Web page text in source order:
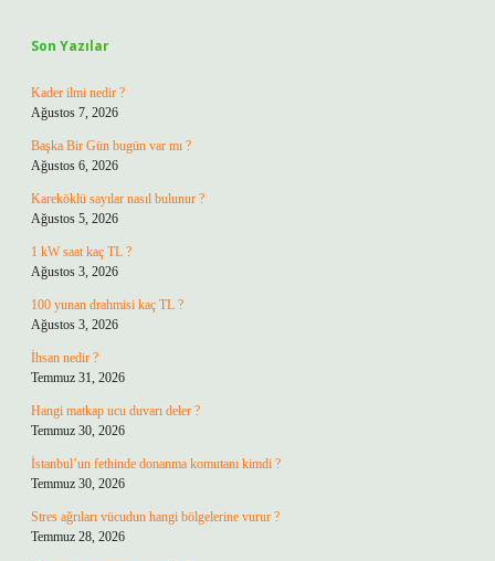
Son Yazılar
Kader ilmi nedir ?
Ağustos 7, 2026
Başka Bir Gün bugün var mı ?
Ağustos 6, 2026
Kareköklü sayılar nasıl bulunur ?
Ağustos 5, 2026
1 kW saat kaç TL ?
Ağustos 3, 2026
100 yunan drahmisi kaç TL ?
Ağustos 3, 2026
İhsan nedir ?
Temmuz 31, 2026
Hangi matkap ucu duvarı deler ?
Temmuz 30, 2026
İstanbul’un fethinde donanma komutanı kimdi ?
Temmuz 30, 2026
Stres ağrıları vücudun hangi bölgelerine vurur ?
Temmuz 28, 2026